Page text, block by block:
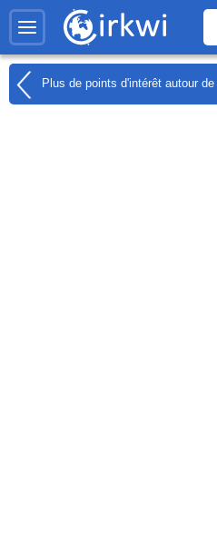
Plus de points d'intérêt autour de